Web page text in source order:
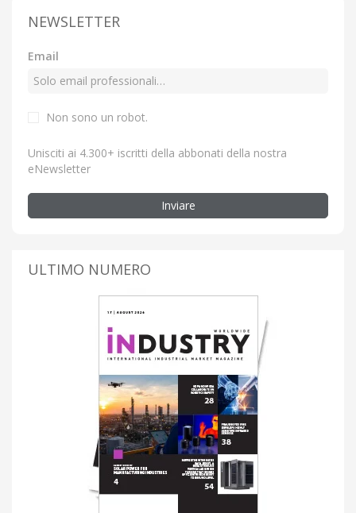
NEWSLETTER
Email
Non sono un robot.
Unisciti ai 4.300+ iscritti della abbonati della nostra
eNewsletter
Inviare
ULTIMO NUMERO